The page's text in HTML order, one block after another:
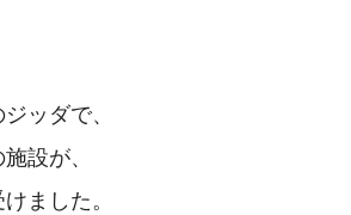
ッダで、
設が、
ました。